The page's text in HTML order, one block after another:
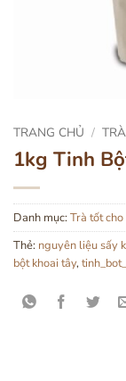
TRANG CHỦ /
1kg Tinh
Danh mục:Trà tốt
Thẻ: nguyên liệu sấy
bột khoai tây,